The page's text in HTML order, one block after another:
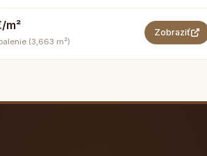
m²
(3,663 m²)
Zobraziť